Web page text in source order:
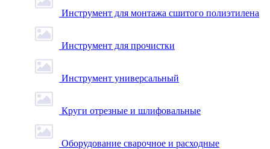
Инструмент для монтажа сшитого полиэтилена
Инструмент для прочистки
Инструмент универсальный
Круги отрезные и шлифовальные
Оборудование сварочное и расходные